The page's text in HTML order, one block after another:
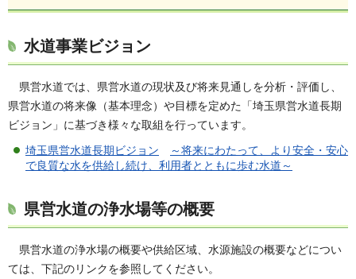
水道事業ビジョン
県営水道では、県営水道の現状及び将来見通しを分析・評価し、
県営水道の将来像（基本理念）や目標を定めた「埼玉県営水道長期
ビジョン」に基づき様々な取組を行っています。
埼玉県営水道長期ビジョン
～将来にわたって、より安全・安心
で良質な水を供給し続け、利用者とともに歩む水道 ～
県営水道の浄水場等の概要
県営水道の浄水場の概要や供給区域、水源施設の概要などについ
ては、下記のリンクを参照してください。